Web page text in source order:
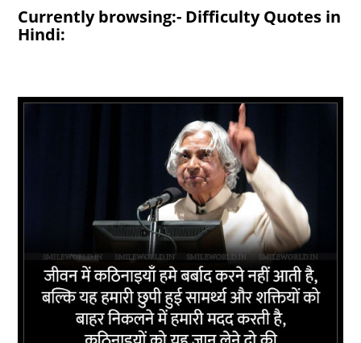
Currently browsing:- Difficulty Quotes in
Hindi: